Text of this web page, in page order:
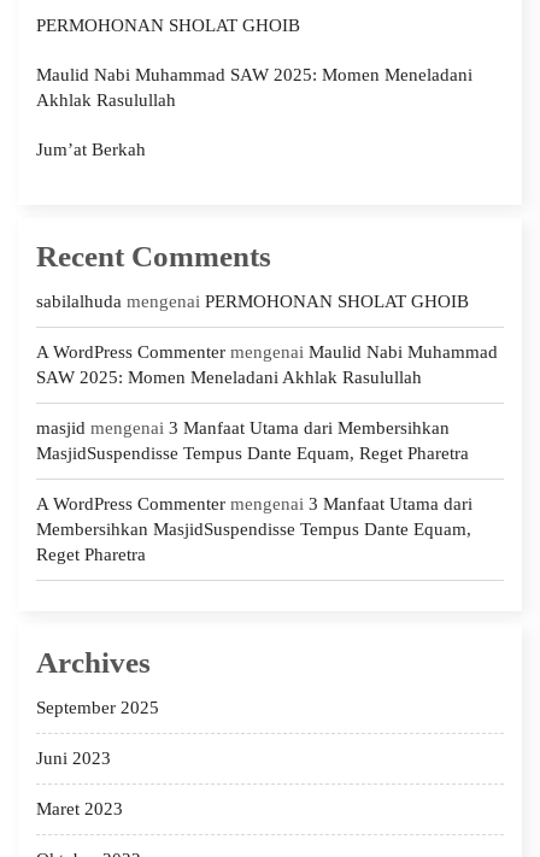
PERMOHONAN SHOLAT GHOIB
Maulid Nabi Muhammad SAW 2025: Momen Meneladani
Akhlak Rasulullah
Jum’at Berkah
Recent Comments
sabilalhuda mengenai PERMOHONAN SHOLAT GHOIB
A WordPress Commenter mengenai Maulid Nabi Muhammad
SAW 2025: Momen Meneladani Akhlak Rasulullah
masjid mengenai 3 Manfaat Utama dari Membersihkan
MasjidSuspendisse Tempus Dante Equam, Reget Pharetra
A WordPress Commenter mengenai 3 Manfaat Utama dari
Membersihkan MasjidSuspendisse Tempus Dante Equam,
Reget Pharetra
Archives
September 2025
Juni 2023
Maret 2023